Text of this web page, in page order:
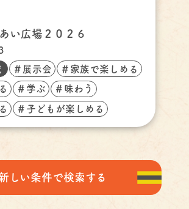
い広場２０２６
＃展示会 ＃家族で楽しめる
＃学ぶ ＃味わう
＃子どもが楽しめる
しい条件で検索する